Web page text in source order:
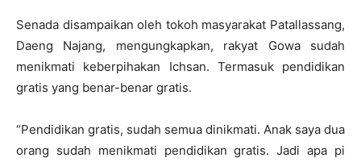
Senada disampaikan oleh tokoh masyarakat Patallassang,
Daeng Najang, mengungkapkan, rakyat Gowa sudah
menikmati keberpihakan Ichsan. Termasuk pendidikan
gratis yang benar-benar gratis.
“Pendidikan gratis, sudah semua dinikmati. Anak saya dua
orang sudah menikmati pendidikan gratis. Jadi apa pi